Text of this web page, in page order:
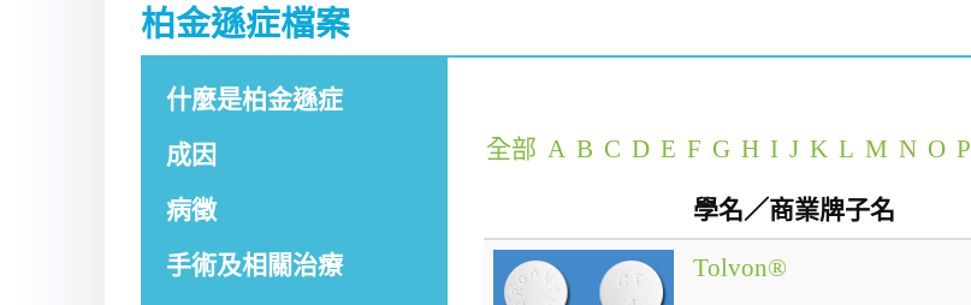
柏金遜症檔案
什麼是柏金遜症
成因
病徵
手術及相關治療
全部 A B C D E F G H I J K L M N O P
學名／商業牌子名
Tolvon®